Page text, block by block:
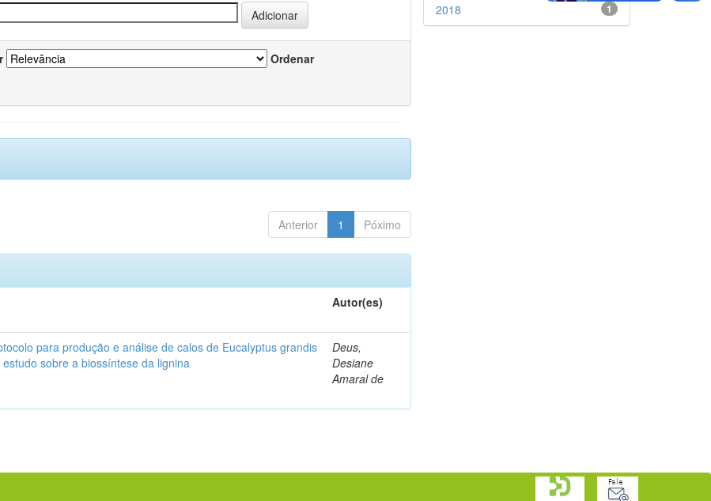
Ordenar
Anterior 1 Póximo
Autor(es)
para produção e análise de calos de Eucalyptus grandis
sobre a biossíntese da lignina
Deus,
Desiane
Amaral de
1
2018